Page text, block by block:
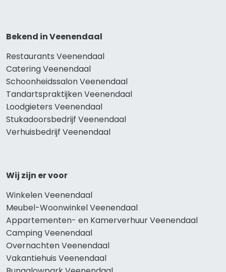
Bekend in Veenendaal
Restaurants Veenendaal
Catering Veenendaal
Schoonheidssalon Veenendaal
Tandartspraktijken Veenendaal
Loodgieters Veenendaal
Stukadoorsbedrijf Veenendaal
Verhuisbedrijf Veenendaal
Wij zijn er voor
Winkelen Veenendaal
Meubel-Woonwinkel Veenendaal
Appartementen- en Kamerverhuur Veenendaal
Camping Veenendaal
Overnachten Veenendaal
Vakantiehuis Veenendaal